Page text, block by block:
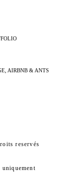
AIRBNB & ANTS
reservés
uniquement